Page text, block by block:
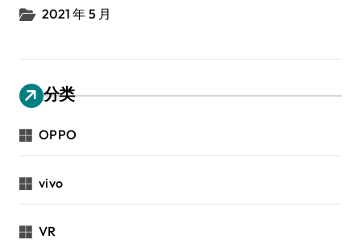
2021 年 5 月
分类
OPPO
vivo
VR